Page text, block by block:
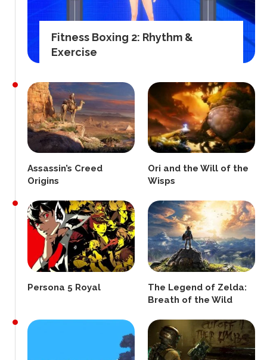
Fitness Boxing 2: Rhythm &
Exercise
Assassin’s Creed
Origins
Ori and the Will of the
Wisps
Persona 5 Royal
The Legend of Zelda:
Breath of the Wild